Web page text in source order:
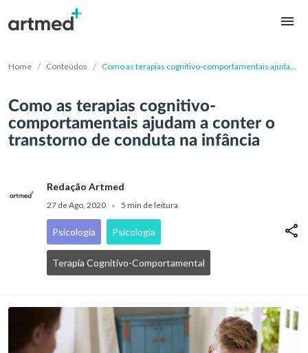
Home / Conteúdos / Como as terapias cognitivo-comportamentais ajudam
Como as terapias cognitivo-
comportamentais ajudam a conter o
transtorno de conduta na infância
Redação Artmed
27 de Ago, 2020 • 5 min de leitura
Psicologia Psicologia
Terapia Cognitivo-Comportamental